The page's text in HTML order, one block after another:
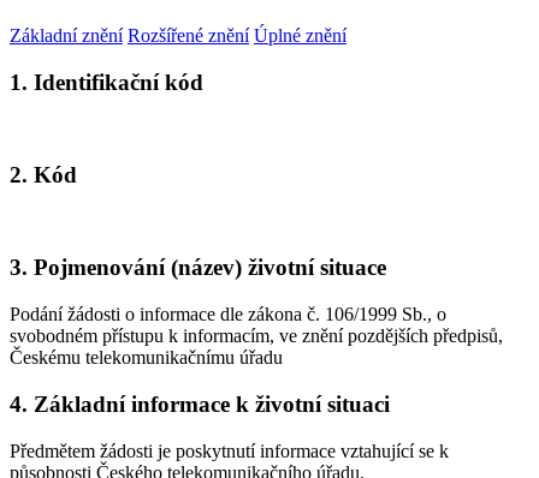
Základní znění Rozšířené znění Úplné znění
1. Identifikační kód
2. Kód
3. Pojmenování (název) životní situace
Podání žádosti o informace dle zákona č. 106/1999 Sb., o
svobodném přístupu k informacím, ve znění pozdějších předpisů,
Českému telekomunikačnímu úřadu
4. Základní informace k životní situaci
Předmětem žádosti je poskytnutí informace vztahující se k
působnosti Českého telekomunikačního úřadu.